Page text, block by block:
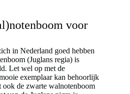
voor
in Nederland goed hebben
(Juglans regia) is
Let wel op met de
exemplaar kan behoorlijk
ook de zwarte walnotenboom